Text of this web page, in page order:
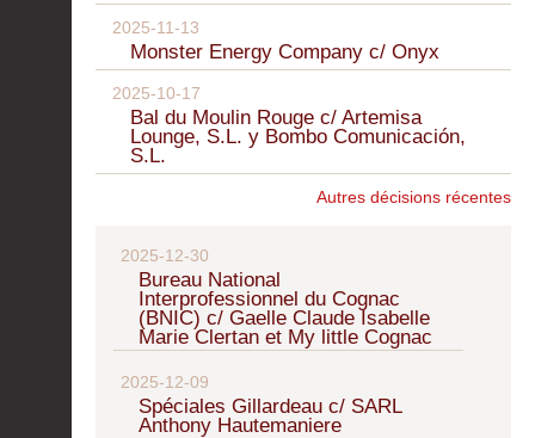
2025-11-13
Monster Energy Company c/ Onyx
2025-10-17
Bal du Moulin Rouge c/ Artemisa
Lounge, S.L. y Bombo Comunicación,
S.L.
Autres décisions récentes
2025-12-30
Bureau National
Interprofessionnel du Cognac
(BNIC) c/ Gaelle Claude Isabelle
Marie Clertan et My little Cognac
2025-12-09
Spéciales Gillardeau c/ SARL
Anthony Hautemaniere